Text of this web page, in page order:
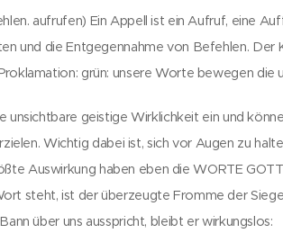
aufrufen) Ein Appell ist ein Aufruf, eine
und die Entgegennahme von Befehlen.
grün: unsere Worte bewegen die
unsichtbare geistige Wirklichkeit ein und
Wichtig dabei ist, sich vor Augen zu
Auswirkung haben eben die WORTE
steht, ist der überzeugte Fromme der
über uns ausspricht, bleibt er wirkungslos: